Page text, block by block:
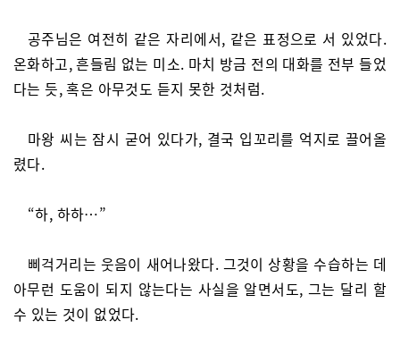
공주님은 여전히 같은 자리에서, 같은 표정으로 서 있었다.
온화하고, 흔들림 없는 미소. 마치 방금 전의 대화를 전부 들었
다는 듯, 혹은 아무것도 듣지 못한 것처럼.
마왕 씨는 잠시 굳어 있다가, 결국 입꼬리를 억지로 끌어올
렸다.
“하, 하하…”
삐걱거리는 웃음이 새어나왔다. 그것이 상황을 수습하는 데
아무런 도움이 되지 않는다는 사실을 알면서도, 그는 달리 할
수 있는 것이 없었다.